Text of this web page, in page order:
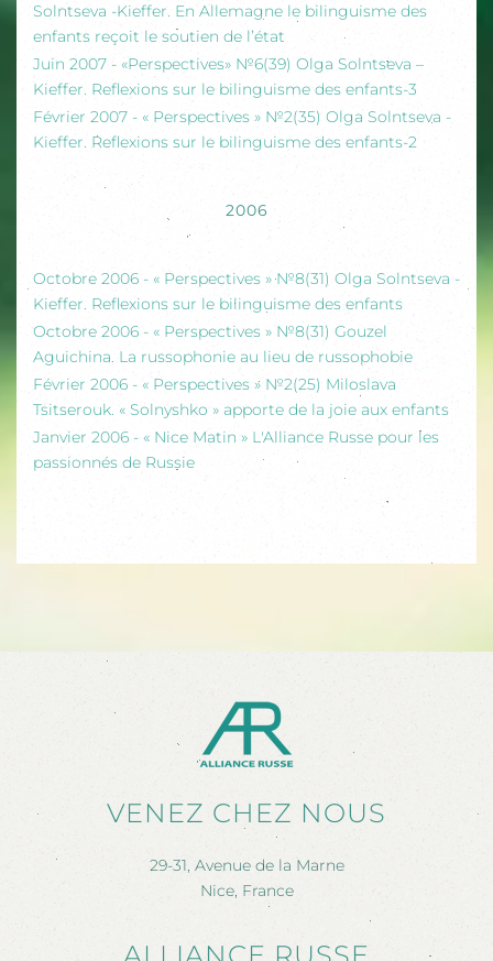
Solntseva -Kieffer. En Allemagne le bilinguisme des
enfants reçoit le soutien de l’état
Juin 2007 - «Perspectives» №6(39) Olga Solntseva –
Kieffer. Reflexions sur le bilinguisme des enfants-3
Février 2007 - « Perspectives » №2(35) Olga Solntseva -
Kieffer. Reflexions sur le bilinguisme des enfants-2
2006
Octobre 2006 - « Perspectives » №8(31) Olga Solntseva -
Kieffer. Reflexions sur le bilinguisme des enfants
Octobre 2006 - « Perspectives » №8(31) Gouzel
Aguichina. La russophonie au lieu de russophobie
Février 2006 - « Perspectives » №2(25) Miloslava
Tsitserouk. « Solnyshko » apporte de la joie aux enfants
Janvier 2006 - « Nice Matin » L'Alliance Russe pour les
passionnés de Russie
VENEZ CHEZ NOUS
29-31, Avenue de la Marne
Nice, France